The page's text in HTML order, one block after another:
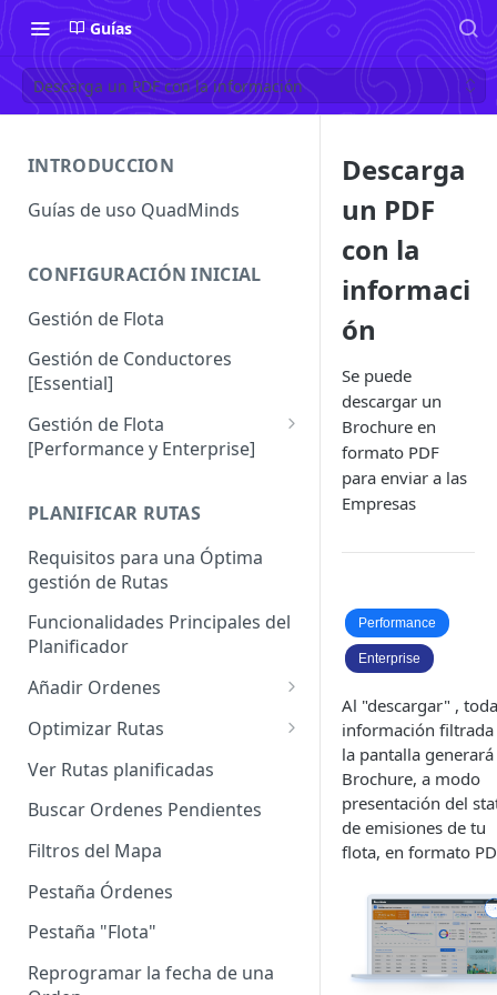
Guías
Descarga un PDF con la información
INTRODUCCION
Guías de uso QuadMinds
CONFIGURACIÓN INICIAL
Gestión de Flota
Gestión de Conductores
[Essential]
Gestión de Flota
[Performance y Enterprise]
Enterprise]
Vehículos
Agrupación de dispositivos
Asignación de dispositivos a
usuarios
PLANIFICAR RUTAS
Requisitos para una Óptima
gestión de Rutas
Funcionalidades Principales del
Planificador
Añadir Ordenes
Definición de una Orden
Añadir de forma manual
Añadir con el archivo standard
Añadir con Plantilla propia
Añadir con la plantilla
Añadir desde Tiendas e-
Optimizar Rutas
¿Cómo Saber si mi ruta está
optimizada?
Variables para optimizar las
Rutas
Definir la Ventana Horaria de
Ver Rutas planificadas
Buscar Ordenes Pendientes
Filtros del Mapa
Pestaña Órdenes
Pestaña "Flota"
Reprogramar la fecha de una
Descarga
un PDF
con la
informaci
ón
Se puede
descargar un
Brochure en
formato PDF
para enviar a las
Empresas
Performance
Enterprise
Al "descargar" ,
información filtrada
la pantalla
Brochure, a modo
presentación del
de emisiones de tu
flota, en formato